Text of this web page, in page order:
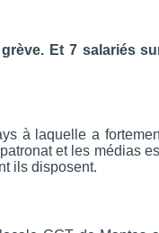
Et 7 salariés
à laquelle a
et les médias
ils disposent.